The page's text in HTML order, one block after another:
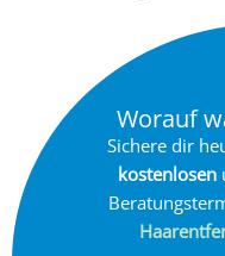
Worauf
Sichere dir
kostenlosen